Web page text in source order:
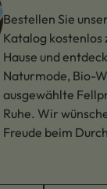
Bestellen Sie
Katalog kostenlos
Hause und
Naturmode, Bio-
ausgewählte
Ruhe. Wir
Freude beim